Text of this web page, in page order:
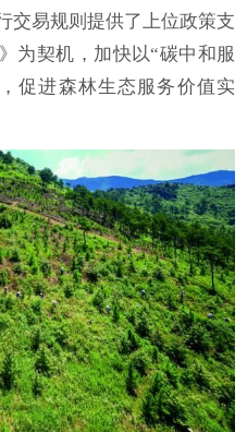
交易规则提供了上位政策支
为契机，加快以“碳中和服
促进森林生态服务价值实